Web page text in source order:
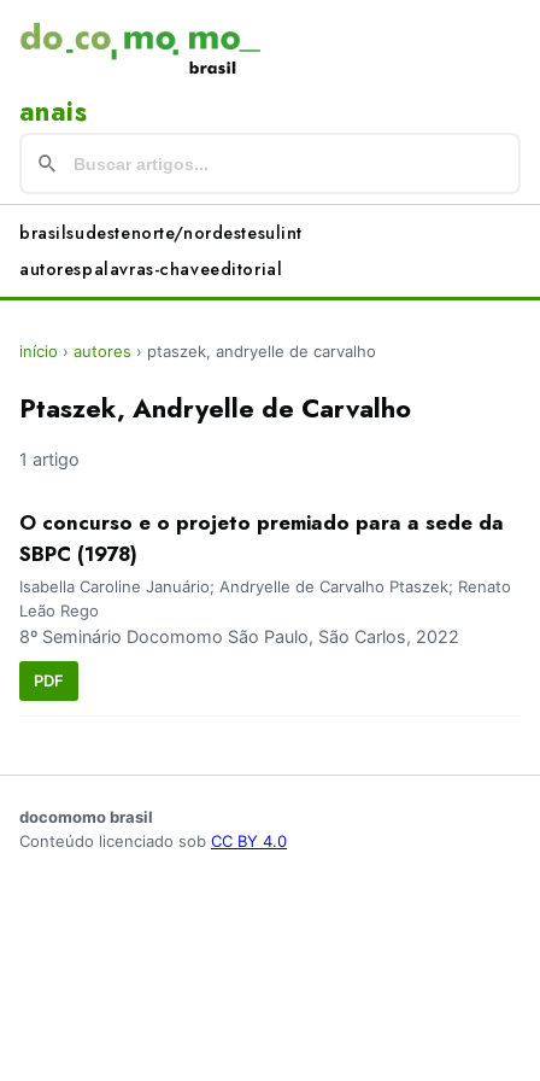
anais
brasilsudestenorte/nordestesulint
autorespalavras-chaveeditorial
início › autores › ptaszek, andryelle de carvalho
Ptaszek, Andryelle de Carvalho
1 artigo
O concurso e o projeto premiado para a sede da
SBPC (1978)
Isabella Caroline Januário; Andryelle de Carvalho Ptaszek; Renato
Leão Rego
8º Seminário Docomomo São Paulo, São Carlos, 2022
PDF
docomomo brasil
Conteúdo licenciado sob CC BY 4.0